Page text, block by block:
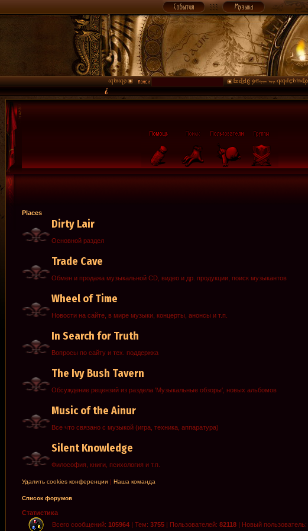
Places
Dirty Lair
Основной раздел
Trade Cave
Обмен и продажа музыкальной CD, видео и др. продукции, поиск музыкантов
Wheel of Time
Новости на сайте, в мире музыки, концерты, анонсы и т.п.
In Search for Truth
Вопросы по сайту и тех. поддержка
The Ivy Bush Tavern
Обсуждение рецензий из раздела 'Музыкальные обзоры', новых альбомов
Music of the Ainur
Все что связано с музыкой (игра, техника, аппаратура)
Silent Knowledge
Философия, книги, психология и т.п.
Удалить cookies конференции | Наша команда
Список форумов
Статистика
Всего сообщений: 105964 | Тем: 3755 | Пользователей: 82118 | Новый пользователь: